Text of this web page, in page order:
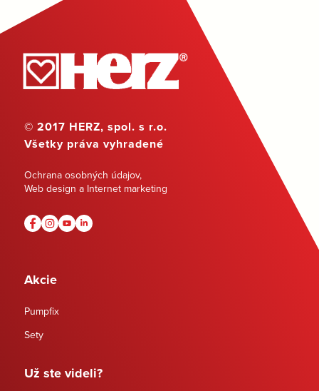
© 2017 HERZ, spol. s r.o.
Všetky práva vyhradené
Ochrana osobných údajov,
Web design a Internet marketing
Akcie
Pumpfix
Sety
Už ste videli?